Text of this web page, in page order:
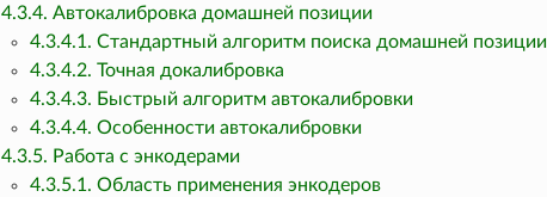
4.3.4. Автокалибровка домашней позиции
4.3.4.1. Стандартный алгоритм поиска домашней позиции
4.3.4.2. Точная докалибровка
4.3.4.3. Быстрый алгоритм автокалибровки
4.3.4.4. Особенности автокалибровки
4.3.5. Работа с энкодерами
4.3.5.1. Область применения энкодеров